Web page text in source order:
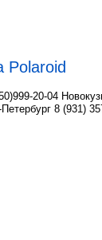
Polaroid
20-04
8 (931)